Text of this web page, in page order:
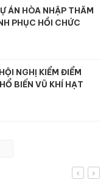
ÁN HÒA NHẬP THĂM
PHỤC HỒI CHỨC
TP. HỒ CHÍ MINH
NGHỊ KIỂM ĐIỂM
BIẾN VŨ KHÍ HẠT
11